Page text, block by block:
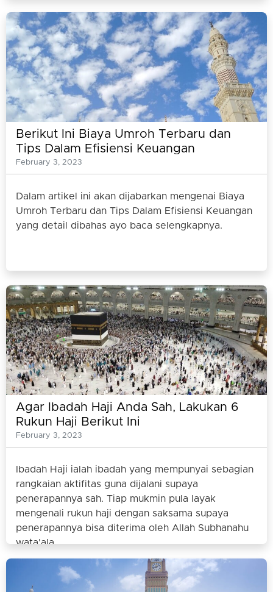
Berikut Ini Biaya Umroh Terbaru dan
Tips Dalam Efisiensi Keuangan
February 3, 2023
Dalam artikel ini akan dijabarkan mengenai Biaya
Umroh Terbaru dan Tips Dalam Efisiensi Keuangan
yang detail dibahas ayo baca selengkapnya.
Agar Ibadah Haji Anda Sah, Lakukan 6
Rukun Haji Berikut Ini
February 3, 2023
Ibadah Haji ialah ibadah yang mempunyai sebagian
rangkaian aktifitas guna dijalani supaya
penerapannya sah. Tiap mukmin pula layak
mengenali rukun haji dengan saksama supaya
penerapannya bisa diterima oleh Allah Subhanahu
wata'ala.